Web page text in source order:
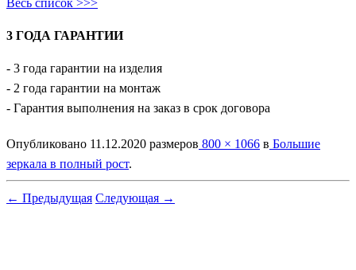
Весь список >>>
3 ГОДА ГАРАНТИИ
- 3 года гарантии на изделия
- 2 года гарантии на монтаж
- Гарантия выполнения на заказ в срок договора
Опубликовано 11.12.2020 размеров 800 × 1066 в Большие
зеркала в полный рост.
← Предыдущая Следующая →